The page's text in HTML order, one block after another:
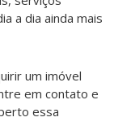
a dia ainda mais
um imóvel
em contato e
essa